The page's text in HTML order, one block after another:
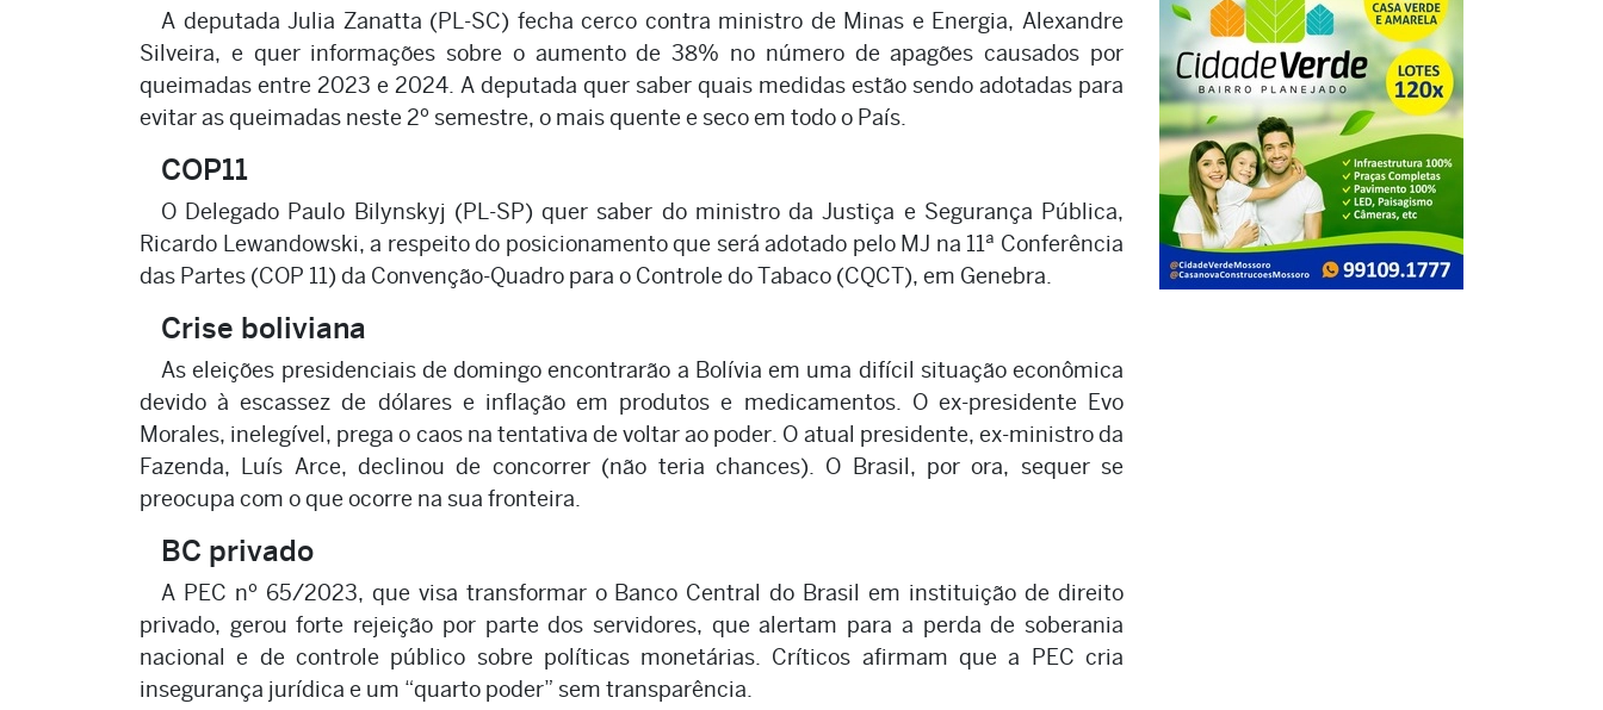
A deputada Julia Zanatta (PL-SC) fecha cerco contra ministro de Minas e Energia, Alexandre
Silveira, e quer informações sobre o aumento de 38% no número de apagões causados por
queimadas entre 2023 e 2024. A deputada quer saber quais medidas estão sendo adotadas para
evitar as queimadas neste 2º semestre, o mais quente e seco em todo o País.
COP11
O Delegado Paulo Bilynskyj (PL-SP) quer saber do ministro da Justiça e Segurança Pública,
Ricardo Lewandowski, a respeito do posicionamento que será adotado pelo MJ na 11ª Conferência
das Partes (COP 11) da Convenção-Quadro para o Controle do Tabaco (CQCT), em Genebra.
Crise boliviana
As eleições presidenciais de domingo encontrarão a Bolívia em uma difícil situação econômica
devido à escassez de dólares e inflação em produtos e medicamentos. O ex-presidente Evo
Morales, inelegível, prega o caos na tentativa de voltar ao poder. O atual presidente, ex-ministro da
Fazenda, Luís Arce, declinou de concorrer (não teria chances). O Brasil, por ora, sequer se
preocupa com o que ocorre na sua fronteira.
BC privado
A PEC nº 65/2023, que visa transformar o Banco Central do Brasil em instituição de direito
privado, gerou forte rejeição por parte dos servidores, que alertam para a perda de soberania
nacional e de controle público sobre políticas monetárias. Críticos afirmam que a PEC cria
insegurança jurídica e um “quarto poder” sem transparência.